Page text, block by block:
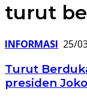
turut
INFORMASI 25/
Turut
presiden